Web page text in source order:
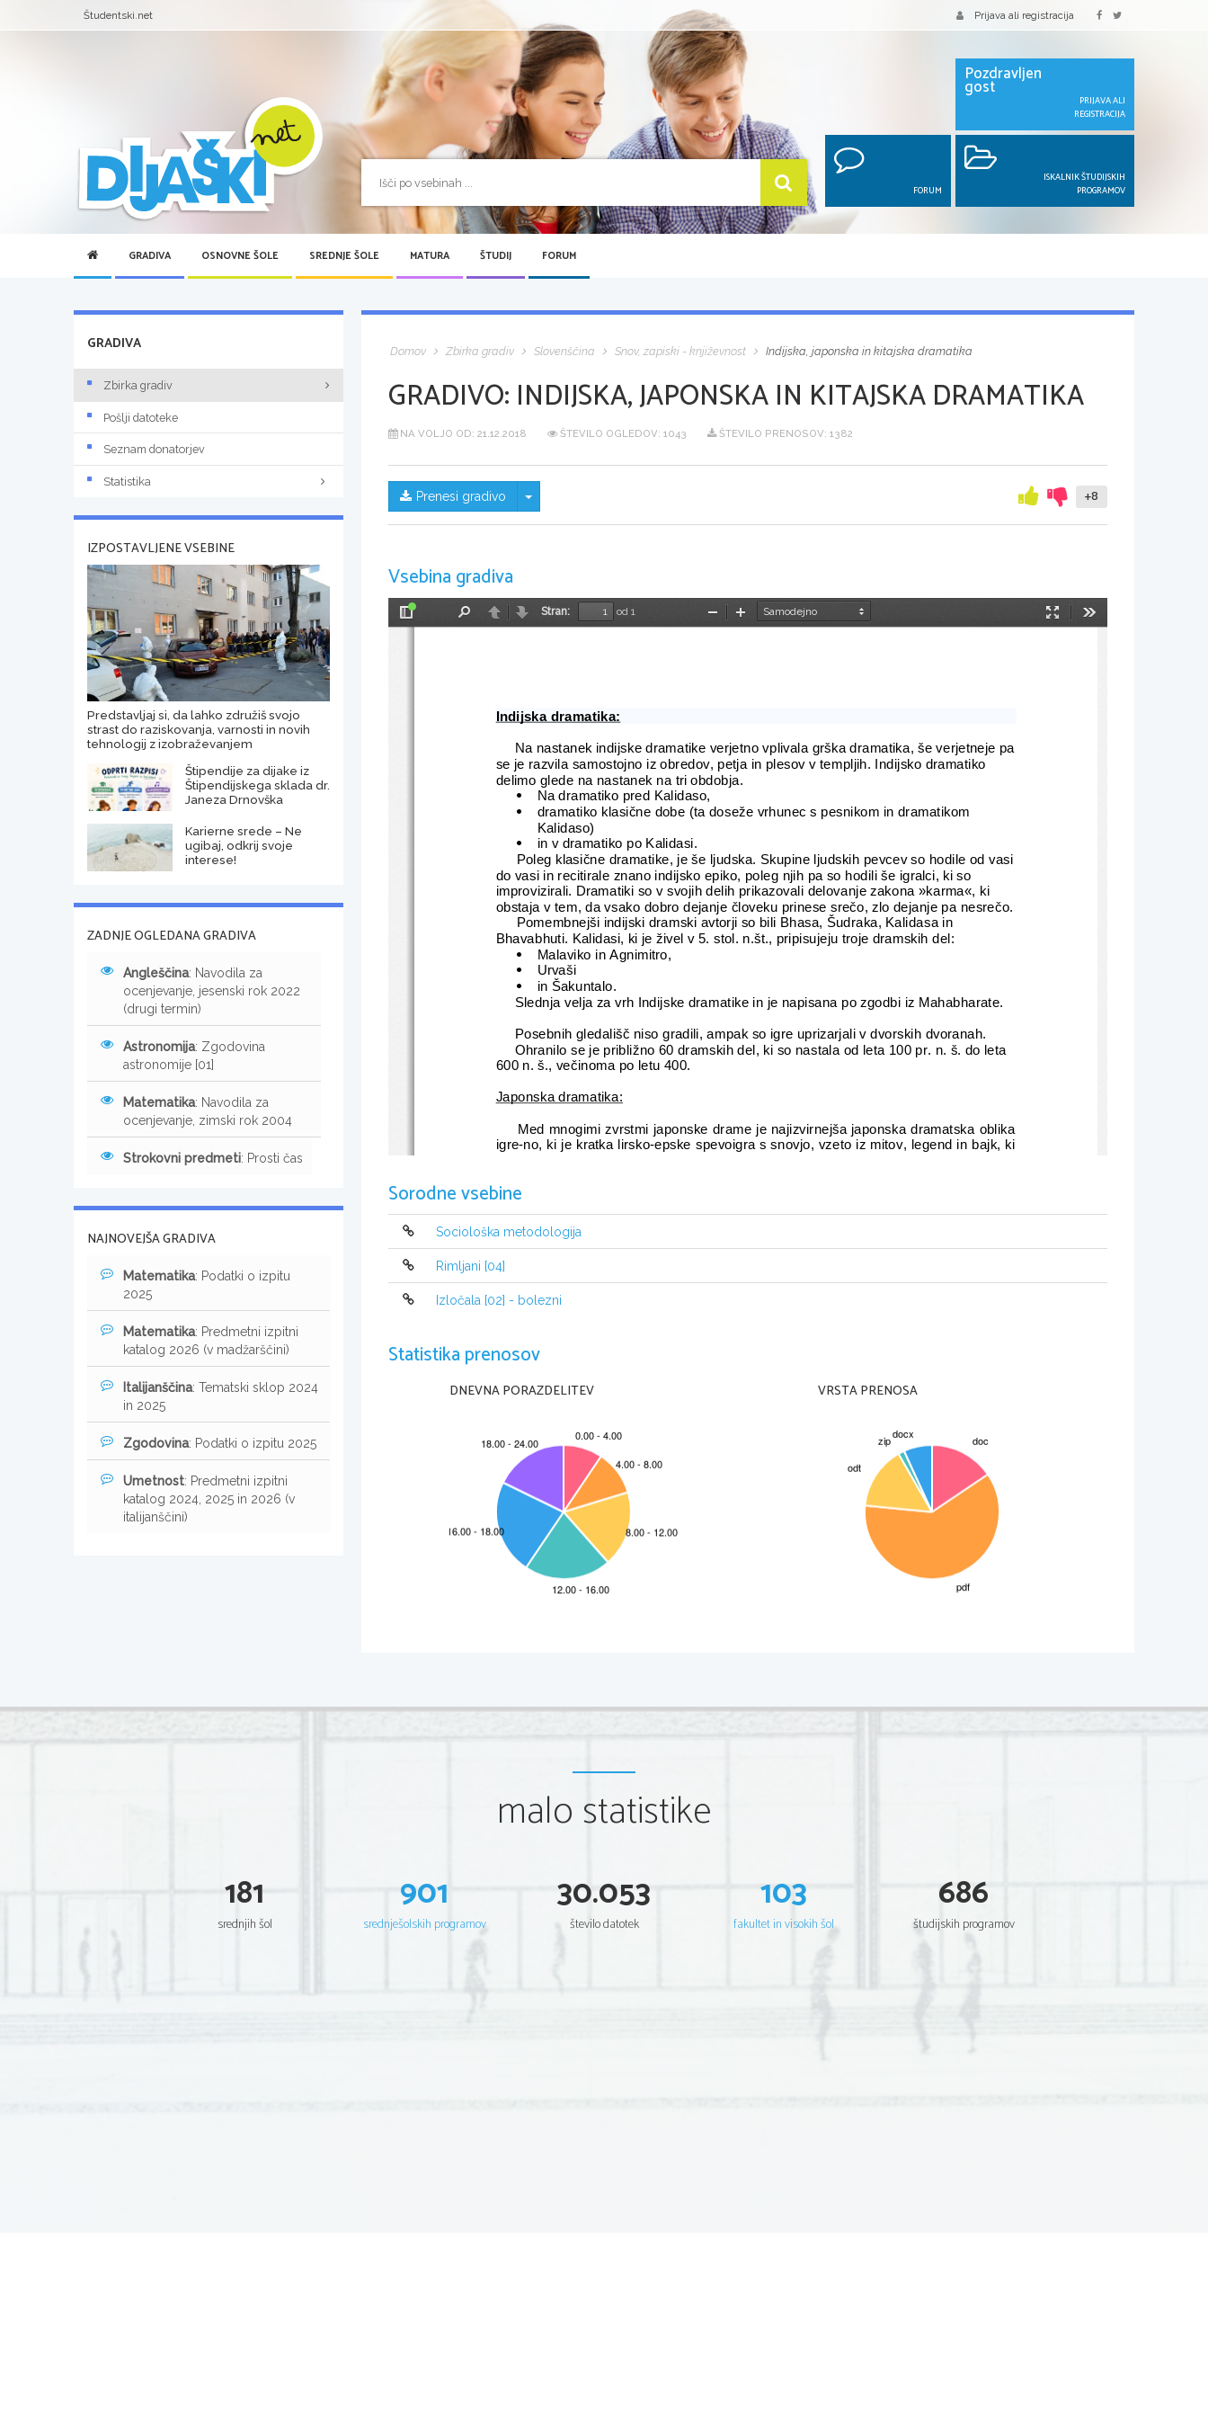
Študentski.net Prijava ali registracija
Pozdravljen
gost
PRIJAVA ALI
REGISTRACIJA
FORUM
ISKALNIK ŠTUDIJSKIH
PROGRAMOV
GRADIVA OSNOVNE ŠOLE SREDNJE ŠOLE MATURA ŠTUDIJ FORUM
Domov Zbirka gradiv Slovenščina Snov, zapiski - književnost Indijska, japonska in kitajska dramatika
GRADIVO: INDIJSKA, JAPONSKA IN KITAJSKA DRAMATIKA
NA VOLJO OD: 21.12.2018 ŠTEVILO OGLEDOV: 1043 ŠTEVILO PRENOSOV: 1382
Prenesi gradivo Skrij/prikaži meni +8
Vsebina gradiva
Preklopi
NazajNaprej
Stran:
od 1
Način
PomanjšajPovečaj
Indijska dramatika:
     Na nastanek indijske dramatike verjetno vplivala grška dramatika, še verjetneje pa
se je razvila samostojno iz obredov, petja in plesov v templjih. Indijsko dramatiko
delimo glede na nastanek na tri obdobja.

Na dramatiko pred Kalidaso,

dramatiko klasične dobe (ta doseže vrhunec s pesnikom in dramatikom
Kalidaso)

in v dramatiko po Kalidasi.
Poleg klasične dramatike, je še ljudska. Skupine ljudskih pevcev so hodile od vasi
do vasi in recitirale znano indijsko epiko, poleg njih pa so hodili še igralci, ki so
improvizirali. Dramatiki so v svojih delih prikazovali delovanje zakona »karma«, ki
obstaja v tem, da vsako dobro dejanje človeku prinese srečo, zlo dejanje pa nesrečo.
Pomembnejši indijski dramski avtorji so bili Bhasa, Šudraka, Kalidasa in
Bhavabhuti. Kalidasi, ki je živel v 5. stol. n.št., pripisujeju troje dramskih del:

Malaviko in Agnimitro,

Urvaši

in Šakuntalo.
     Slednja velja za vrh Indijske dramatike in je napisana po zgodbi iz Mahabharate.
     Posebnih gledališč niso gradili, ampak so igre uprizarjali v dvorskih dvoranah.
     Ohranilo se je približno 60 dramskih del, ki so nastala od leta 100 pr. n. š. do leta
600 n. š., večinoma po letu 400.
Japonska dramatika:
     Med mnogimi zvrstmi japonske drame je najizvirnejša japonska dramatska oblika
igre-no, ki je kratka lirsko-epske spevoigra s snovjo, vzeto iz mitov, legend in bajk, ki
         Poleg no-iger, ki so izrazito obredne in stilizirane, se je polagoma razvilo bolj
Med igro govorijo monotono, spremljajo pa jih tradicionalna japonska glasbila. Na
začetku so v gledališču Kabuki igrale samo ženske, od 18. stol. Dalje, ko jim je bila
igra prepovedana pa nastopajo samo moški- tudi ženske vloge. Gledališče Kabuki je
prav tako na Unescovem seznamu. Kabuki was enlisted on the UNESCO's 'Third
Proclamation of
Kitajska dramatika:
obdobje pr.n.št., vendar se je prava dramatika razvila šele v 13. stol. Prepleta se z
Za   največjega   dramatika   klasične   dramske   dobe   velja   Kuan-han-king.
Najpopularnejše delo tega stoletja je igra »Zgodba o zahodni sobi«. Delo je tipična
spevoigra. Prav tako cenijo Kitajci igro »Zgodba o lutnji«. V Evropi zelo znani sta
dramski deli »Sirota iz družine Čao« in »Krog s kredo«.
Sorodne vsebine
Sociološka metodologija
Rimljani [04]
Izločala [02] - bolezni
Statistika prenosov
DNEVNA PORAZDELITEV VRSTA PRENOSA
GRADIVA
Zbirka gradiv
Pošlji datoteke
Seznam donatorjev
Statistika
IZPOSTAVLJENE VSEBINE
Predstavljaj si, da lahko združiš svojo
strast do raziskovanja, varnosti in novih
tehnologij z izobraževanjem
Štipendije za dijake iz
Štipendijskega sklada dr.
Janeza Drnovška
Karierne srede – Ne
ugibaj, odkrij svoje
interese!
ZADNJE OGLEDANA GRADIVA
Angleščina: Navodila za
ocenjevanje, jesenski rok 2022
(drugi termin)
Astronomija: Zgodovina
astronomije [01]
Matematika: Navodila za
ocenjevanje, zimski rok 2004
Strokovni predmeti: Prosti čas
NAJNOVEJŠA GRADIVA
Matematika: Podatki o izpitu
2025
Matematika: Predmetni izpitni
katalog 2026 (v madžarščini)
Italijanščina: Tematski sklop 2024
in 2025
Zgodovina: Podatki o izpitu 2025
Umetnost: Predmetni izpitni
katalog 2024, 2025 in 2026 (v
italijanščini)
malo statistike
181
srednjih šol
901
srednješolskih programov
30.053
število datotek
103
fakultet in visokih šol
686
študijskih programov